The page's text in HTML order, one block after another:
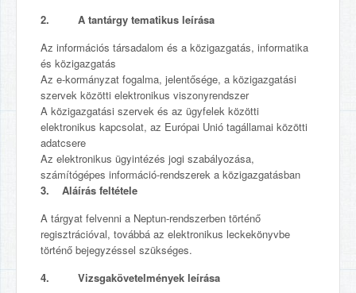
2. A tantárgy tematikus leírása
Az információs társadalom és a közigazgatás, informatika
és közigazgatás
Az e-kormányzat fogalma, jelentősége, a közigazgatási
szervek közötti elektronikus viszonyrendszer
A közigazgatási szervek és az ügyfelek közötti
elektronikus kapcsolat, az Európai Unió tagállamai közötti
adatcsere
Az elektronikus ügyintézés jogi szabályozása,
számítógépes információ-rendszerek a közigazgatásban
3. Aláírás feltétele
A tárgyat felvenni a Neptun-rendszerben történő
regisztrációval, továbbá az elektronikus leckekönyvbe
történő bejegyzéssel szükséges.
4. Vizsgakövetelmények leírása